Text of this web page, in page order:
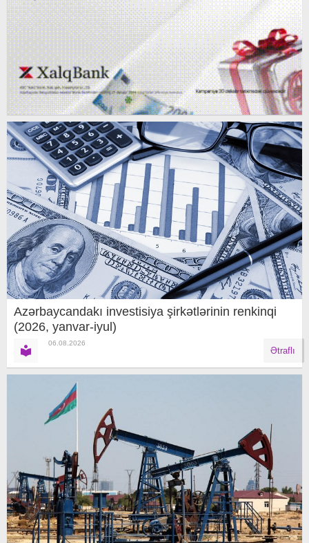
Azərbaycandakı investisiya şirkətlərinin renkinqi
(2026, yanvar-iyul)
06.08.2026
Ətraflı